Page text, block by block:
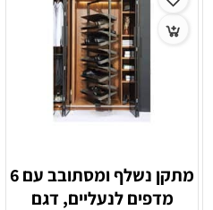
מתקן נשלף ומסתובב עם 6
מדפים לנעליים, דגם